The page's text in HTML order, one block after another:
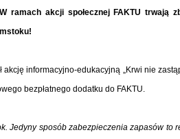
ramach akcji społecznej FAKTU trwają
akcję informacyjno-edukacyjną „Krwi nie
bezpłatnego dodatku do FAKTU.
Jedyny sposób zabezpieczenia zapasów